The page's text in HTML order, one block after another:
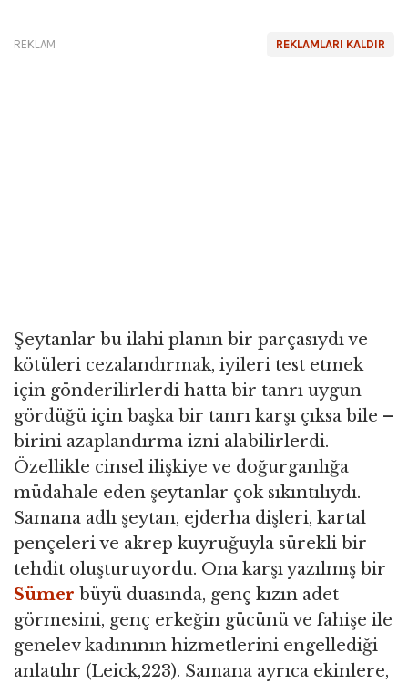
REKLAMLARI KALDIR
REKLAM
Şeytanlar bu ilahi planın bir parçasıydı ve
kötüleri cezalandırmak, iyileri test etmek
için gönderilirlerdi hatta bir tanrı uygun
gördüğü için başka bir tanrı karşı çıksa bile –
birini azaplandırma izni alabilirlerdi.
Özellikle cinsel ilişkiye ve doğurganlığa
müdahale eden şeytanlar çok sıkıntılıydı.
Samana adlı şeytan, ejderha dişleri, kartal
pençeleri ve akrep kuyruğuyla sürekli bir
tehdit oluşturuyordu. Ona karşı yazılmış bir
Sümer büyü duasında, genç kızın adet
görmesini, genç erkeğin gücünü ve fahişe ile
genelev kadınının hizmetlerini engellediği
anlatılır (Leick,223). Samana ayrıca ekinlere,